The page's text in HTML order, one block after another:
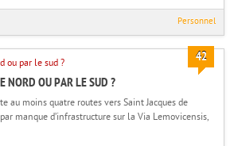
Personnel
42
NORD OU PAR LE SUD ?
au moins quatre routes vers Saint Jacques de
manque d’infrastructure sur la Via Lemovicensis,